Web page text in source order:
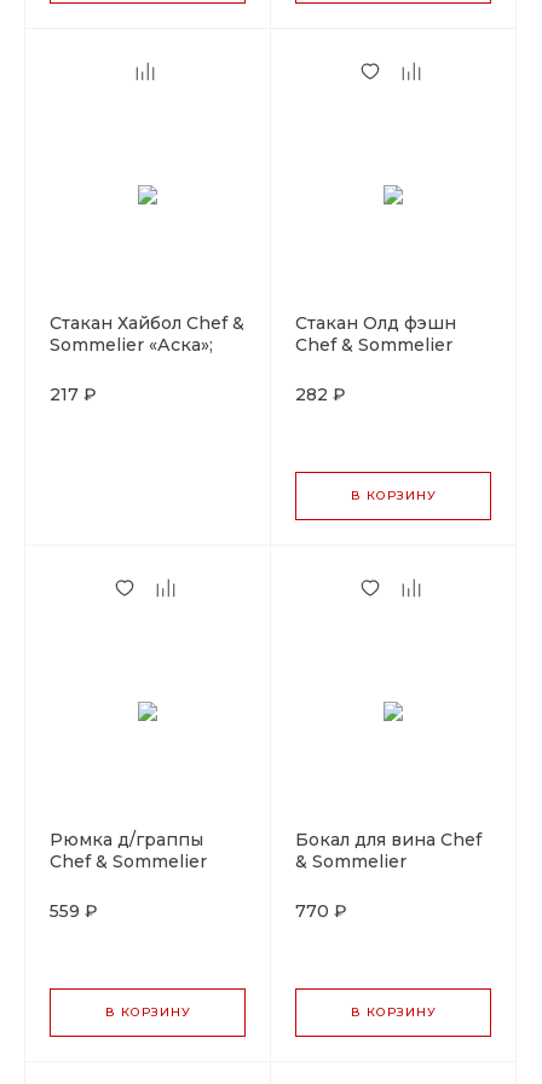
Стакан Хайбол Chef &
Sommelier «Аска»;
217 ₽
Стакан Олд фэшн
Chef & Sommelier
ARC,хр.стекло
282 ₽
В КОРЗИНУ
Рюмка д/граппы
Chef & Sommelier
d=64 мм. h=182 мм.
559 ₽
В КОРЗИНУ
Бокал для вина Chef
& Sommelier
ARC, стекло
770 ₽
В КОРЗИНУ